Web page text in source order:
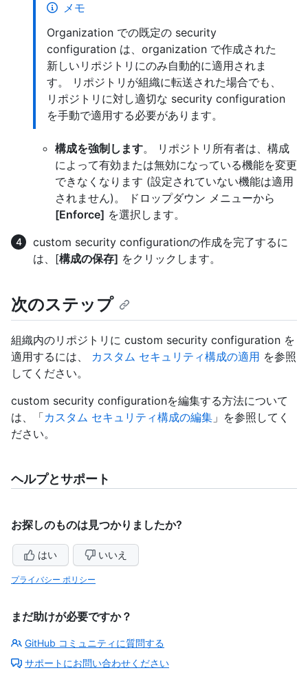
メモ
Organization での既定の security
configuration は、organization で作成された
新しいリポジトリにのみ自動的に適用されま
す。 リポジトリが組織に転送された場合でも、
リポジトリに対し適切な security configuration
を手動で適用する必要があります。
構成を強制します。 リポジトリ所有者は、構成
によって有効または無効になっている機能を変更
できなくなります (設定されていない機能は適用
されません)。 ドロップダウン メニューから
[Enforce] を選択します。
custom security configurationの作成を完了するに
は、[構成の保存] をクリックします。
次のステップ
組織内のリポジトリに custom security configuration を
適用するには、 カスタム セキュリティ構成の適用 を参照
してください。
custom security configurationを編集する方法について
は、「カスタム セキュリティ構成の編集 」を参照してく
ださい。
ヘルプとサポート
お探しのものは見つかりましたか?
はい いいえ
プライバシー ポリシー
まだ助けが必要ですか？
GitHub コミュニティに質問する
サポートにお問い合わせください